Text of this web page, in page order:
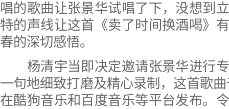
唱的歌曲让张景华试唱了下，没想到
特的声线让这首《卖了时间换酒喝》
春的深切感悟。
杨清宇当即决定邀请张景华进行专
一句地细致打磨及精心录制，这首歌
在酷狗音乐和百度音乐等平台发布。